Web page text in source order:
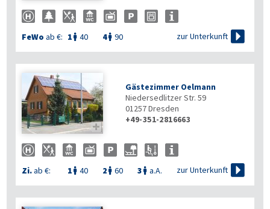
FeWo ab €: 1  40 4 90 zur Unterkunft 

Gästezimmer Oelmann
Niedersedlitzer Str. 59
01257Dresden
+49-351-2816663
Zi.ab €: 1  40 2  60 3  a.A. zur Unterkunft 